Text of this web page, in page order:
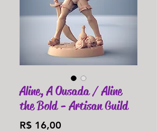
Aline, A Ousada / Aline
the Bold - Artisan Guild
R$ 16,00